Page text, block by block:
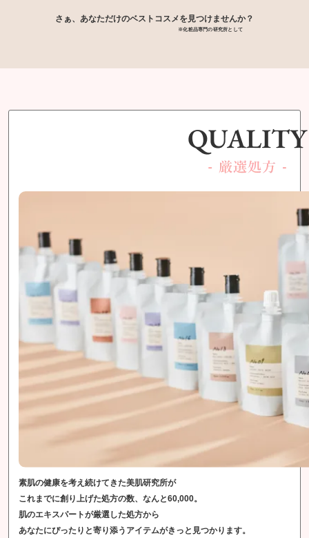
さぁ、あなただけのベストコスメを見つけませんか？
※化粧品専門の研究所として
素肌の健康を考え続けてきた美肌研究所が
これまでに創り上げた処方の数、なんと60,000。
肌のエキスパートが厳選した処方から
あなたにぴったりと寄り添うアイテムがきっと見つかります。